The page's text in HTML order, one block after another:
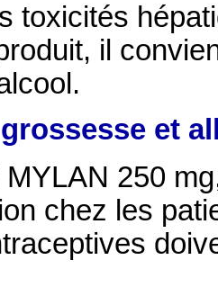
toxicités
il
et
250
chez les